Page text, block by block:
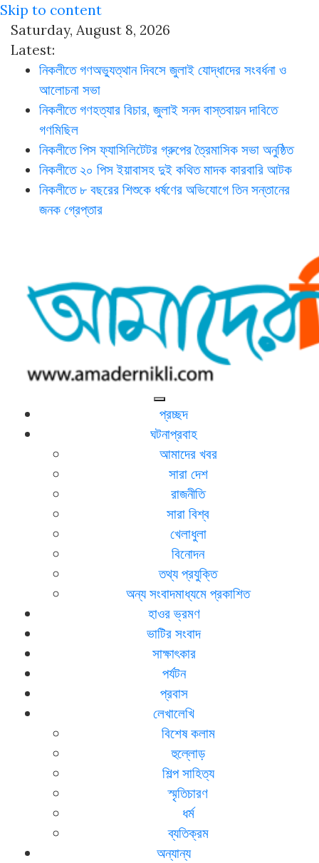
Skip to content
Saturday, August 8, 2026
Latest:
নিকলীতে গণঅভ্যুত্থান দিবসে জুলাই যোদ্ধাদের সংবর্ধনা ও
আলোচনা সভা
নিকলীতে গণহত্যার বিচার, জুলাই সনদ বাস্তবায়ন দাবিতে
গণমিছিল
নিকলীতে পিস ফ্যাসিলিটেটর গ্রুপের ত্রৈমাসিক সভা অনুষ্ঠিত
নিকলীতে ২০ পিস ইয়াবাসহ দুই কথিত মাদক কারবারি আটক
নিকলীতে ৮ বছরের শিশুকে ধর্ষণের অভিযোগে তিন সন্তানের
জনক গ্রেপ্তার
নিকলীর প্রথম অনলাইন সংবাদমাধ্যম
প্রচ্ছদ
ঘটনাপ্রবাহ
আমাদের খবর
সারা দেশ
রাজনীতি
সারা বিশ্ব
খেলাধুলা
বিনোদন
তথ্য প্রযুক্তি
অন্য সংবাদমাধ্যমে প্রকাশিত
হাওর ভ্রমণ
ভাটির সংবাদ
সাক্ষাৎকার
পর্যটন
প্রবাস
লেখালেখি
বিশেষ কলাম
হুল্লোড়
শিল্প সাহিত্য
স্মৃতিচারণ
ধর্ম
ব্যতিক্রম
অন্যান্য